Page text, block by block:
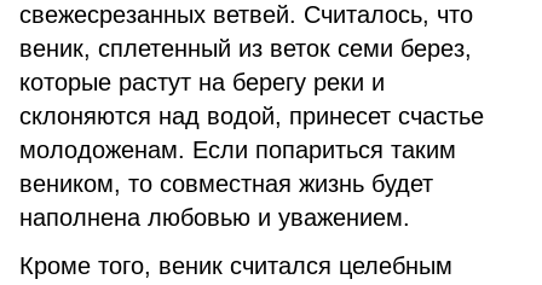
свежесрезанных ветвей. Считалось, что
веник, сплетенный из веток семи берез,
которые растут на берегу реки и
склоняются над водой, принесет счастье
молодоженам. Если попариться таким
веником, то совместная жизнь будет
наполнена любовью и уважением.
Кроме того, веник считался целебным